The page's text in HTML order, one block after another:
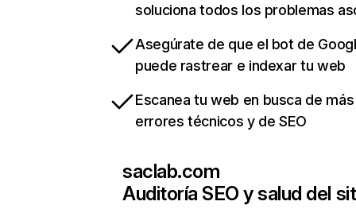
soluciona todos los problemas
Asegúrate de que el bot de
puede rastrear e indexar tu web
Escanea tu web en busca de
errores técnicos y de SEO
saclab.com
Auditoría SEO y salud del